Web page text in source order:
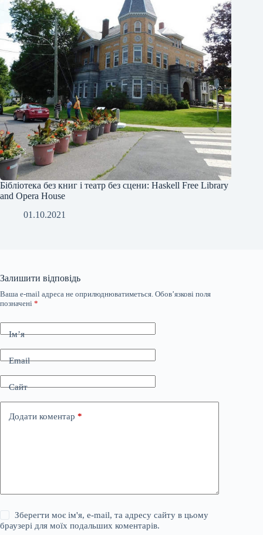
Бібліотека без книг і театр без сцени: Haskell Free Library
and Opera House
01.10.2021
Залишити відповідь
Ваша e-mail адреса не оприлюднюватиметься. Обов’язкові поля
позначені *
Ім’я
Email
Сайт
Додати коментар *
Зберегти моє ім'я, e-mail, та адресу сайту в цьому
браузері для моїх подальших коментарів.